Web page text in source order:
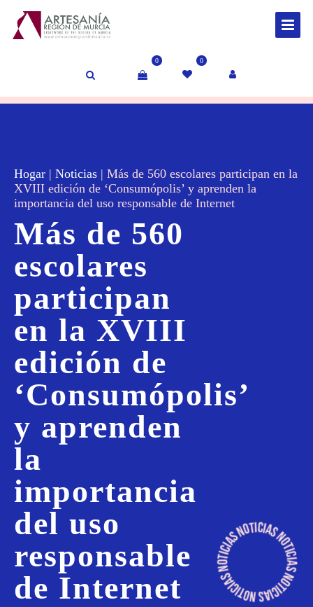
0 0
Hogar | Noticias | Más de 560 escolares participan en la
XVIII edición de ‘Consumópolis’ y aprenden la
importancia del uso responsable de Internet
Más de 560
escolares
participan
en la XVIII
edición de
‘Consumópolis’
y aprenden
la
importancia
del uso
responsable
de Internet